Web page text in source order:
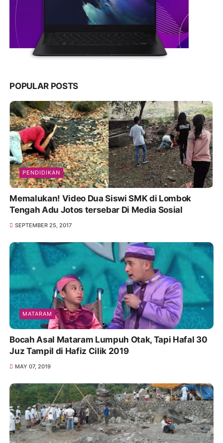
POPULAR POSTS
PENDIDIKAN
Memalukan! Video Dua Siswi SMK di Lombok
Tengah Adu Jotos tersebar Di Media Sosial
SEPTEMBER 25, 2017
MATARAM
Bocah Asal Mataram Lumpuh Otak, Tapi Hafal 30
Juz Tampil di Hafiz Cilik 2019
MAY 07, 2019